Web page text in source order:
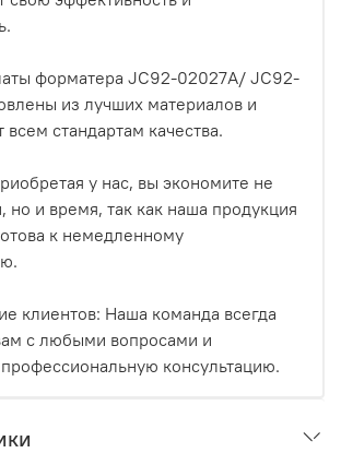
форматера JC92-02027A/ JC92-
из лучших материалов и
всем стандартам качества.
у нас, вы экономите не
но и время, так как наша продукция
к немедленному
клиентов: Наша команда всегда
с любыми вопросами и
консультацию.